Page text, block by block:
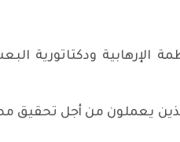
ودكتاتورية
يعملون من أجل تحقيق